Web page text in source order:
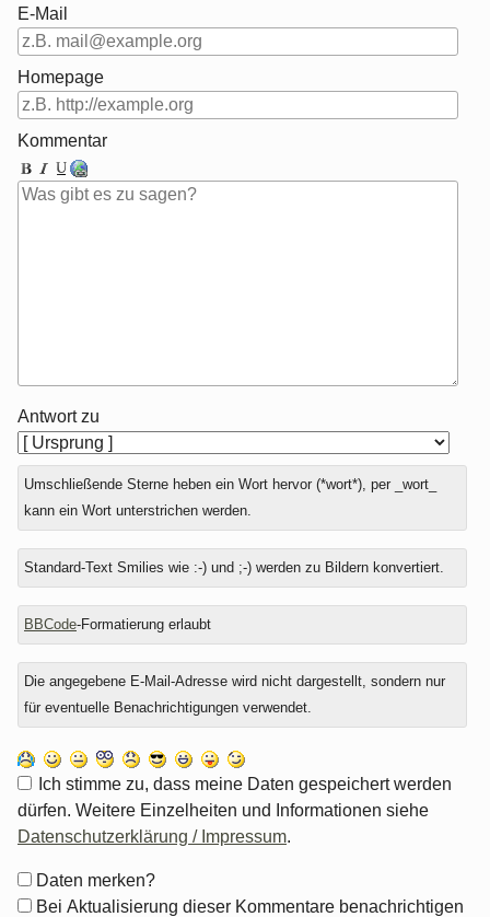
E-Mail
Homepage
Kommentar
Antwort zu
Umschließende Sterne heben ein Wort hervor (*wort*), per _wort_
kann ein Wort unterstrichen werden.
Standard-Text Smilies wie :-) und ;-) werden zu Bildern konvertiert.
BBCode-Formatierung erlaubt
Die angegebene E-Mail-Adresse wird nicht dargestellt, sondern nur
für eventuelle Benachrichtigungen verwendet.
Ich stimme zu, dass meine Daten gespeichert werden
dürfen. Weitere Einzelheiten und Informationen siehe
Datenschutzerklärung / Impressum.
Formular-
Optionen
Daten merken?
Bei Aktualisierung dieser Kommentare benachrichtigen